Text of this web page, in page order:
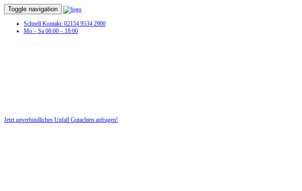
Toggle navigation
Schnell Kontakt: 02154 9534 2900
Mo – Sa 08:00 – 18:00
Jetzt unverbindliches Unfall Gutachten anfragen!